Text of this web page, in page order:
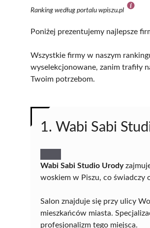
Ranking według portalu wpiszu.pl
Poniżej prezentujemy najlepsze
Wszystkie firmy w naszym
wyselekcjonowane, zanim trafiły
Twoim potrzebom.
1. Wabi Sabi
Wabi Sabi Studio Urody
woskiem w Piszu, co świadczy
Salon znajduje się przy ulicy
mieszkańców miasta.
profesjonalizm tego miejsca.